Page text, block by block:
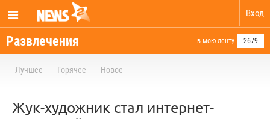
Вход
Развлечения в мою ленту 2679
Лучшее Горячее Новое
Жук-художник стал интернет-